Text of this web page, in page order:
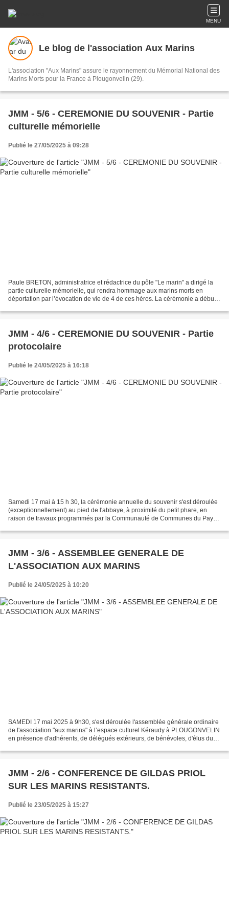
MENU
Le blog de l'association Aux Marins
L'association "Aux Marins" assure le rayonnement du Mémorial National des
Marins Morts pour la France à Plougonvelin (29).
JMM - 5/6 - CEREMONIE DU SOUVENIR - Partie
culturelle mémorielle
Publié le 27/05/2025 à 09:28
Paule BRETON, administratrice et rédactrice du pôle "Le marin" a dirigé la
partie culturelle mémorielle, qui rendra hommage aux marins morts en
déportation par l’évocation de vie de 4 de ces héros. La cérémonie a débuté
JMM - 4/6 - CEREMONIE DU SOUVENIR - Partie
protocolaire
Publié le 24/05/2025 à 16:18
Samedi 17 mai à 15 h 30, la cérémonie annuelle du souvenir s'est déroulée
(exceptionnellement) au pied de l'abbaye, à proximité du petit phare, en
raison de travaux programmés par la Communauté de Communes du Pays
JMM - 3/6 - ASSEMBLEE GENERALE DE
L'ASSOCIATION AUX MARINS
Publié le 24/05/2025 à 10:20
SAMEDI 17 mai 2025 à 9h30, s'est déroulée l'assemblée générale ordinaire
de l'association "aux marins" à l’espace culturel Kéraudy à PLOUGONVELIN
en présence d'adhérents, de délégués extérieurs, de bénévoles, d'élus du
JMM - 2/6 - CONFERENCE DE GILDAS PRIOL
SUR LES MARINS RESISTANTS.
Publié le 23/05/2025 à 15:27